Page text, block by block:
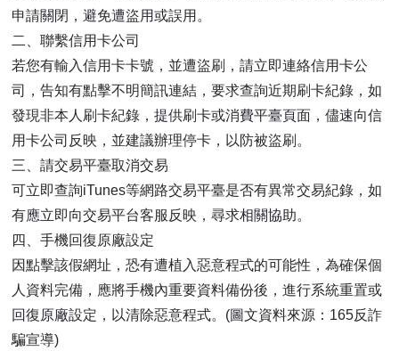
申請關閉，避免遭盜用或誤用。
二、聯繫信用卡公司
若您有輸入信用卡卡號，並遭盜刷，請立即連絡信用卡公
司，告知有點擊不明簡訊連結，要求查詢近期刷卡紀錄，如
發現非本人刷卡紀錄，提供刷卡或消費平臺頁面，儘速向信
用卡公司反映，並建議辦理停卡，以防被盜刷。
三、請交易平臺取消交易
可立即查詢iTunes等網路交易平臺是否有異常交易紀錄，如
有應立即向交易平台客服反映，尋求相關協助。
四、手機回復原廠設定
因點擊該假網址，恐有遭植入惡意程式的可能性，為確保個
人資料完備，應將手機內重要資料備份後，進行系統重置或
回復原廠設定，以清除惡意程式。(圖文資料來源：165反詐
騙宣導)